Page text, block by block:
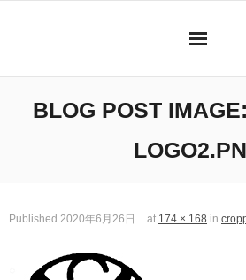
BLOG POST IMAGE:
Published 2020年6月26日 at 174 × 168 in